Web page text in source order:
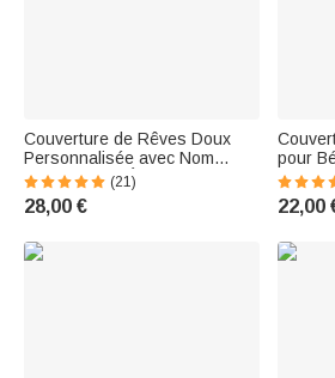
Couverture de Rêves Doux
Personnalisée avec Nom
Design Bébé Éléphant
Endormi sur Nuage Décoration
Intérieure Cadeau de Noël
(21)
28,00 €
pour
Nom
22,00